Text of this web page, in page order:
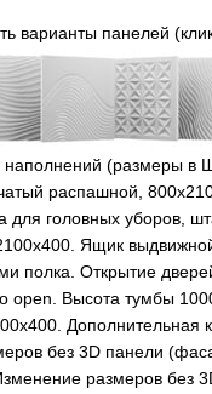
варианты панелей
наполнений (размеры в
распашной,
для головных уборов,
Ящик
полка. Открытие
open. Высота тумбы
Дополнительная
без 3D панели
размеров без